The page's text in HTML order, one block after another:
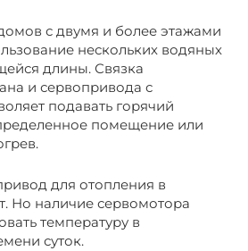
с двумя и более этажами
нескольких водяных
длины. Связка
и сервопривода с
подавать горячий
помещение или
для отопления в
Но наличие сервомотора
температуру в
суток.